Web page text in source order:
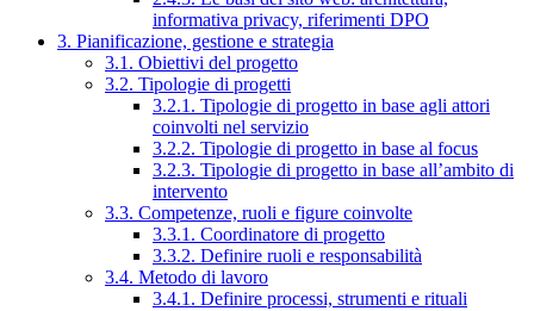
informativa privacy, riferimenti DPO
3. Pianificazione, gestione e strategia
3.1. Obiettivi del progetto
3.2. Tipologie di progetti
3.2.1. Tipologie di progetto in base agli attori
coinvolti nel servizio
3.2.2. Tipologie di progetto in base al focus
3.2.3. Tipologie di progetto in base all’ambito di
intervento
3.3. Competenze, ruoli e figure coinvolte
3.3.1. Coordinatore di progetto
3.3.2. Definire ruoli e responsabilità
3.4. Metodo di lavoro
3.4.1. Definire processi, strumenti e rituali